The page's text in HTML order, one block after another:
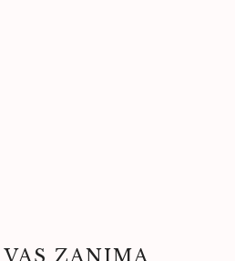
ZANIMA